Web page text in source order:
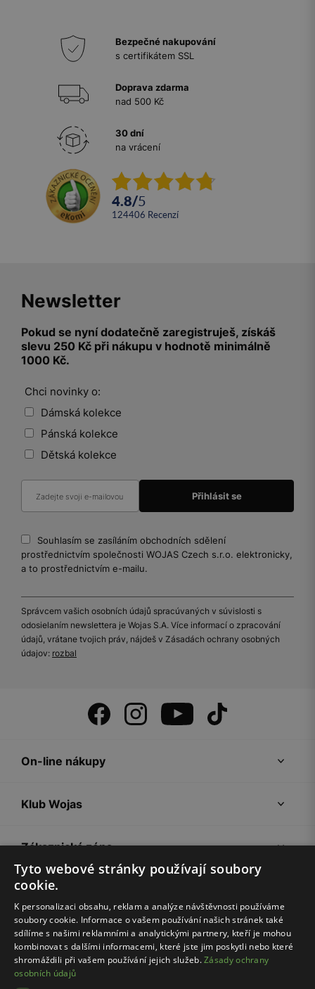
Bezpečné nakupování
s certifikátem SSL
Doprava zdarma
nad 500 Kč
30 dní
na vrácení
4.8/5
124406 recenzí
Newsletter
Pokud se nyní dodatečně zaregistruješ, získáš
slevu 250 Kč při nákupu v hodnotě minimálně
1000 Kč.
Chci novinky o:
Dámská kolekce
Pánská kolekce
Dětská kolekce
Souhlasím se zasíláním obchodních sdělení
prostřednictvím společnosti WOJAS Czech s.r.o. elektronicky,
a to prostřednictvím e-mailu.
Správcem vašich osobních údajů spracúvaných v súvislosti s
odosielaním newslettera je Wojas S.A. Více informací o zpracování
údajů, vrátane tvojich práv, nájdeš v Zásadách ochrany osobných
údajov: rozbal
On-line nákupy
Klub Wojas
Zákaznická zóna
Společnost Wojas
Rady
Tyto webové stránky používají soubory
cookie.
K personalizaci obsahu, reklam a analýze návštěvnosti používáme
soubory cookie. Informace o vašem používání našich stránek také
sdílíme s našimi reklamními a analytickými partnery, kteří je mohou
kombinovat s dalšími informacemi, které jste jim poskytli nebo které
shromáždili při vašem používání jejich služeb.Zásady ochrany
osobních údajů